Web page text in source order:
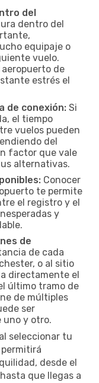
del
dentro del
equipaje o
vuelo.
de
estrés el
de conexión: Si
el tiempo
vuelos pueden
del
factor que vale
alternativas.
Conocer
te permite
el registro y el
y
de
de cada
o al sitio
directamente el
último tramo de
de múltiples
ser
y otro.
seleccionar tu
desde el
que llegas a